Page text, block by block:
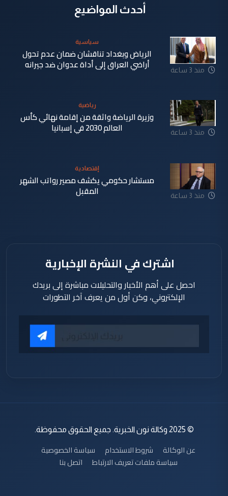
أحدث المواضيع
منذ 3 ساعة
سياسية
الرياض وبغداد تناقشان ضمان عدم تحول
أراضي العراق إلى أداة عدوان ضد جيرانه
منذ 3 ساعة
رياضية
وزيرة الرياضة واثقة من إقامة نهائي كأس
العالم 2030 في إسبانيا
منذ 3 ساعة
إقتصادية
مستشار حكومي يكشف مصير رواتب الشهر
المقبل
اشترك في النشرة الإخبارية
احصل على أهم الأخبار والتحليلات مباشرة إلى بريدك
الإلكتروني، وكن أول من يعرف آخر التطورات
© 2025 وكالة نون الخبرية. جميع الحقوق محفوظة.
عن الوكالة شروط الاستخدام
سياسة الخصوصية
سياسة ملفات تعريف الارتباط
اتصل بنا